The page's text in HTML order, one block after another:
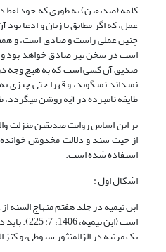
کلمه (صدیقین) به طورى که خود
عمل، که اگر مطابق با زبان و ادعا
چنین عملى راست و صادق است، و
است در سخن نیز صادق خواهد بود
صدیق آن کسى است که به هیچ وجه
نمى‏داند نمى‏گوید، و قهرا حتى چیزى
طایفه نامبرده در آیه روشن مى‏گردد،
از حیث سند و دلالت مخدوش خوانده
استفاده شده است.
اشکال اول :
ابن تیمیه در جلد هفتم منهاج السنه
است
یک مرتبه در الرّالمنثور سیوطی، و